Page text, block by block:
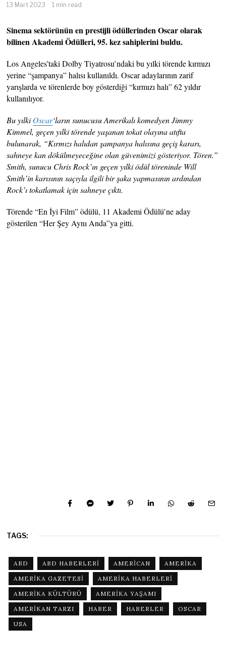
13 Mart 2023 1 min read
Sinema sektörünün en prestijli ödüllerinden Oscar olarak
bilinen Akademi Ödülleri, 95. kez sahiplerini buldu.
Los Angeles’taki Dolby Tiyatrosu’ndaki bu yılki törende kırmızı
yerine “şampanya” halısı kullanıldı. Oscar adaylarının zarif
yarışlarda ve törenlerde boy gösterdiği “kırmızı halı” 62 yıldır
kullanılıyor.
Bu yılkiOscar‘ların sunucusu Amerikalı komedyen Jimmy
Kimmel, geçen yılki törende yaşanan tokat olayına atıfta
bulunarak, “Kırmızı halıdan şampanya halısına geçiş kararı,
sahneye kan dökülmeyeceğine olan güvenimizi gösteriyor. Tören.”
Smith, sunucu Chris Rock’ın geçen yılki ödül töreninde Will
Smith’in karısının saçıyla ilgili bir şaka yapmasının ardından
Rock’ı tokatlamak için sahneye çıktı.
Törende “En İyi Film” ödülü, 11 Akademi Ödülü’ne aday
gösterilen “Her Şey Aynı Anda”ya gitti.
TAGS:
ABD ABD HABERLERI AMERICAN
AMERIKA
AMERIKA GAZETESI
AMERIKA HABERLERI
AMERIKA KÜLTÜRÜ
AMERIKA YAŞAMI
AMERIKAN TARZI
HABER HABERLER
OSCAR
USA